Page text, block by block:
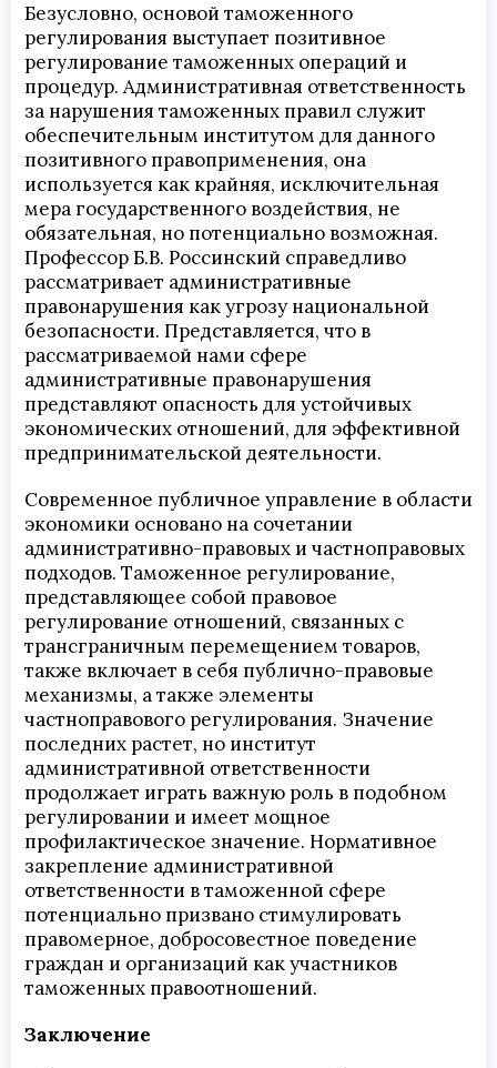
Безусловно, основой таможенного
регулирования выступает позитивное
регулирование таможенных операций и
процедур. Административная ответственность
за нарушения таможенных правил служит
обеспечительным институтом для данного
позитивного правоприменения, она
используется как крайняя, исключительная
мера государственного воздействия, не
обязательная, но потенциально возможная.
Профессор Б.В. Россинский справедливо
рассматривает административные
правонарушения как угрозу национальной
безопасности. Представляется, что в
рассматриваемой нами сфере
административные правонарушения
представляют опасность для устойчивых
экономических отношений, для эффективной
предпринимательской деятельности.
Современное публичное управление в области
экономики основано на сочетании
административно-правовых и частноправовых
подходов. Таможенное регулирование,
представляющее собой правовое
регулирование отношений, связанных с
трансграничным перемещением товаров,
также включает в себя публично-правовые
механизмы, а также элементы
частноправового регулирования. Значение
последних растет, но институт
административной ответственности
продолжает играть важную роль в подобном
регулировании и имеет мощное
профилактическое значение. Нормативное
закрепление административной
ответственности в таможенной сфере
потенциально призвано стимулировать
правомерное, добросовестное поведение
граждан и организаций как участников
таможенных правоотношений.
Заключение